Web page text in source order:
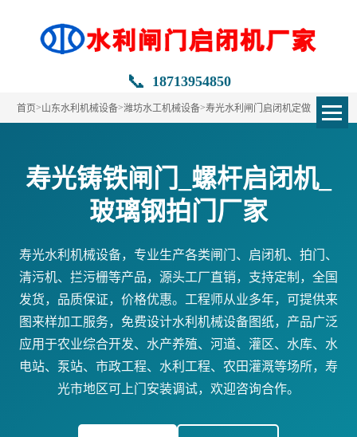
📞 18713954850
首页>山东水利机械设备>潍坊水工机械设备>寿光水利闸门启闭机定做
寿光铸铁闸门_螺杆启闭机_
玻璃钢拍门厂家
寿光水利机械设备，专业生产各类闸门、启闭机、拍门、
清污机、拦污栅等产品，源头工厂直销，支持定制，全国
发货，品质保证，价格优惠。工程师从业多年，可提供来
图来样加工服务，免费设计水利机械设备图纸，产品广泛
应用于农业综合开发、水产养殖、河道、灌区、水库、水
电站、泵站、市政工程、水利工程、农田灌溉等场所，寿
光市地区可上门安装调试，欢迎咨询合作。